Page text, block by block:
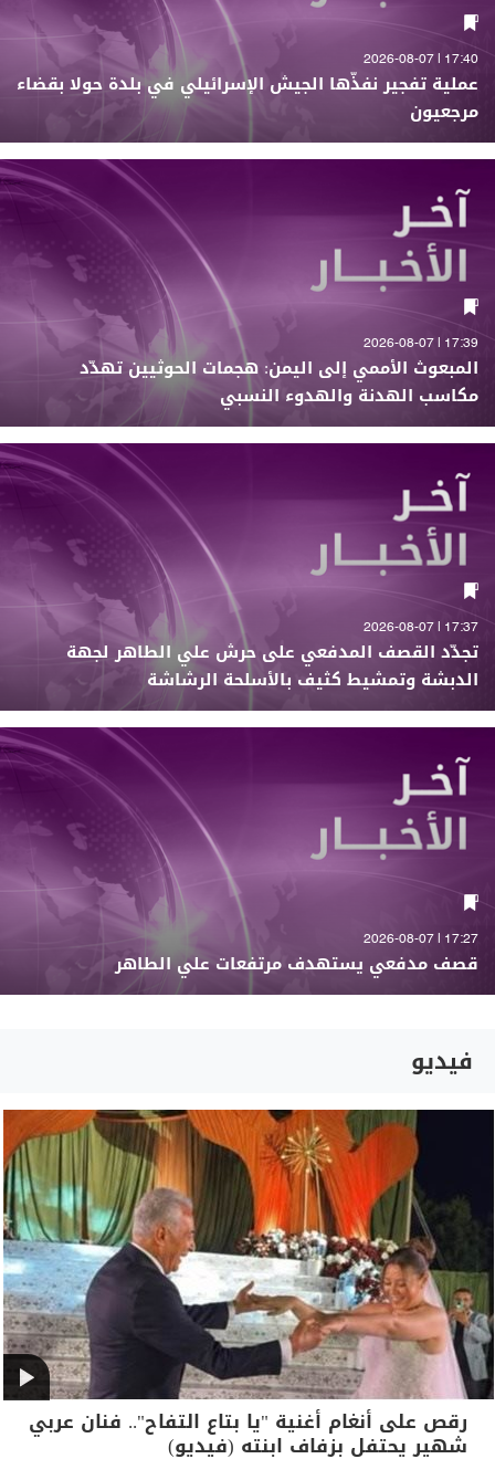
17:40 | 2026-08-07
عملية تفجير نفذّها الجيش الإسرائيلي في بلدة حولا بقضاء
مرجعيون
17:39 | 2026-08-07
المبعوث الأممي إلى اليمن: هجمات الحوثيين تهدّد
مكاسب الهدنة والهدوء النسبي
17:37 | 2026-08-07
تجدّد القصف المدفعي على حرش علي الطاهر لجهة
الدبشة وتمشيط كثيف بالأسلحة الرشاشة
17:27 | 2026-08-07
قصف مدفعي يستهدف مرتفعات علي الطاهر
فيديو
رقص على أنغام أغنية "يا بتاع التفاح".. فنان عربي
شهير يحتفل بزفاف ابنته (فيديو)